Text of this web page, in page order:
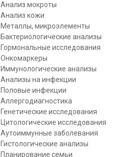
Анализ мокроты
Анализ кожи
Металлы, микроэлементы
Бактериологические анализы
Гормональные исследования
Онкомаркеры
Иммунологические анализы
Анализы на инфекции
Половые инфекции
Аллергодиагностика
Генетические исследования
Цитологические исследования
Аутоиммунные заболевания
Гистологические анализы
Планирование семьи